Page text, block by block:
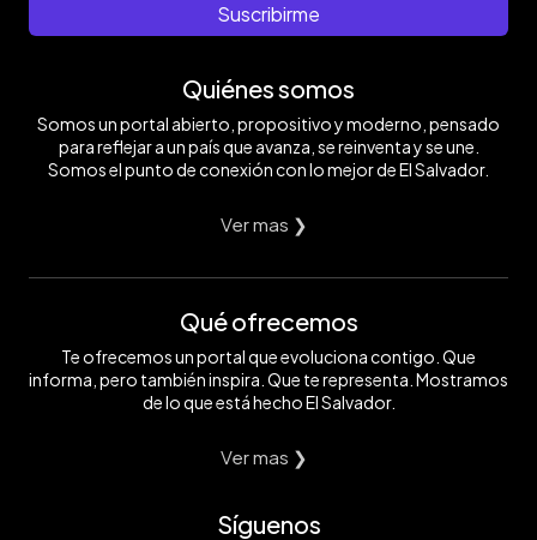
Suscribirme
Quiénes somos
Somos un portal abierto, propositivo y moderno, pensado
para reflejar a un país que avanza, se reinventa y se une.
Somos el punto de conexión con lo mejor de El Salvador.
Ver mas ❯
Qué ofrecemos
Te ofrecemos un portal que evoluciona contigo. Que
informa, pero también inspira. Que te representa. Mostramos
de lo que está hecho El Salvador.
Ver mas ❯
Síguenos